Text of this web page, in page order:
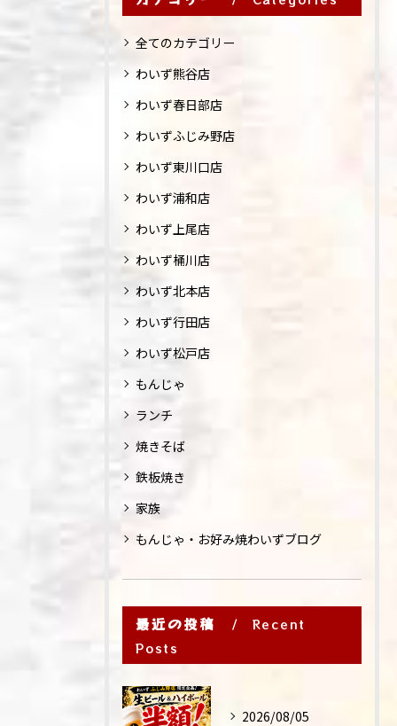
全てのカテゴリー
わいず熊谷店
わいず春日部店
わいずふじみ野店
わいず東川口店
わいず浦和店
わいず上尾店
わいず桶川店
わいず北本店
わいず行田店
わいず松戸店
もんじゃ
ランチ
焼きそば
鉄板焼き
家族
もんじゃ・お好み焼わいずブログ
最近の投稿
Recent
Posts
2026/08/05